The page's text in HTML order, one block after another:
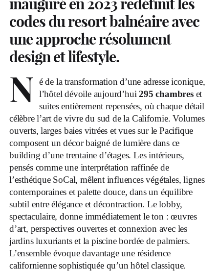
inauguré en 2023 redéfinit les
codes du resort balnéaire avec
une approche résolument
design et lifestyle.
N é de la transformation d’une adresse iconique,
l’hôtel dévoile aujourd’hui295 chambreset
suites entièrement repensées, où chaque détail
célèbre l’art de vivre du sud de la Californie. Volumes
ouverts, larges baies vitrées et vues sur le Pacifique
composent un décor baigné de lumière dans ce
building d’une trentaine d’étages. Les intérieurs,
pensés comme une interprétation raffinée de
l’esthétique SoCal, mêlent influences végétales, lignes
contemporaines et palette douce, dans un équilibre
subtil entre élégance et décontraction. Le lobby,
spectaculaire, donne immédiatement le ton : œuvres
d’art, perspectives ouvertes et connexion avec les
jardins luxuriants et la piscine bordée de palmiers.
L’ensemble évoque davantage une résidence
californienne sophistiquée qu’un hôtel classique.